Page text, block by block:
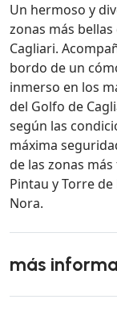
Un hermoso y
zonas más
Cagliari.
bordo de un
inmerso en los
del Golfo de
según las
máxima
de las zonas
Pintau y Torre
Nora.
más